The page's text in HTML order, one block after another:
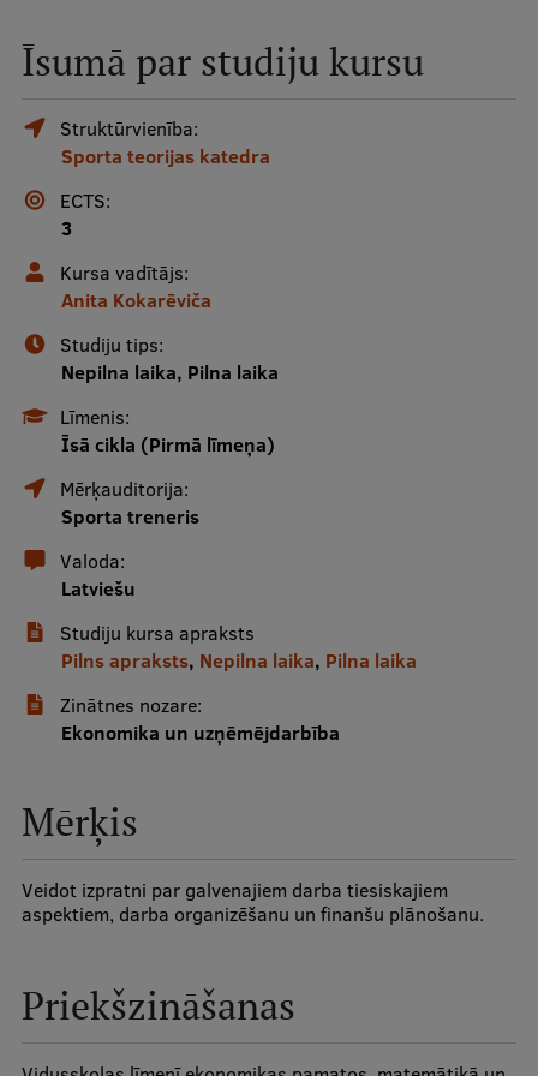
galvenā
izvēlne
Studiju iespējas
Pamatstudiju programmas
Maģistra studiju programmas
Rezidentūra
Uzņemšana
Par RSU
Studentu dzīve
Studiju norises vietas
Mūsu cilvēki
Struktūra
Identitāte
Aula
Muzeji un ekspozīcijas
Īsumā par studiju kursu
Struktūrvienība:
Sporta teorijas katedra
ECTS:
3
Kursa vadītājs:
Anita Kokarēviča
Studiju tips:
Nepilna laika, Pilna laika
Līmenis:
Īsā cikla (Pirmā līmeņa)
Mērķauditorija:
Sporta treneris
Valoda:
Latviešu
Studiju kursa apraksts
Pilns apraksts, Nepilna laika, Pilna laika
Zinātnes nozare:
Ekonomika un uzņēmējdarbība
Mērķis
Veidot izpratni par galvenajiem darba tiesiskajiem
aspektiem, darba organizēšanu un finanšu plānošanu.
Priekšzināšanas